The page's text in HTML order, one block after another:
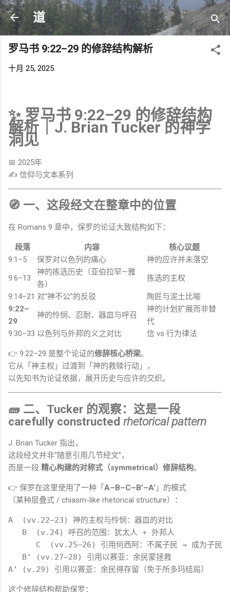
跳至主要内容
道
罗马书 9:22–29 的修辞结构解析
十月 25, 2025
✨ 罗马书 9:22–29 的修辞结构
解析｜J. Brian Tucker 的神学
洞见
📅 2025年
✍️ 信仰与文本系列
🧭 一、这段经文在整章中的位置
在 Romans 9 章中，保罗的论证大致结构如下：
段落 内容
核心议题
9:1–5
保罗对以色列的痛心
神的应许并未落空
9:6–13
神的拣选历史（亚伯拉罕—雅
各）
拣选的主权
9:14–21 对“神不公”的反驳
陶匠与泥土比喻
9:22–
29
神的怜悯、忍耐、器皿与呼召
神的计划扩展而非替
代
9:30–33 以色列与外邦的义之对比 信 vs 行为律法
👉 9:22–29 是整个论证的修辞核心桥梁。
它从「神主权」过渡到「神的救赎行动」，
以先知书为论证依据，展开历史与应许的交织。
🧱 二、Tucker 的观察：这是一段
carefully constructed rhetorical pattern
J. Brian Tucker 指出，
这段经文并非“随意引用几节经文”，
而是一段 精心构建的对称式（symmetrical）修辞结构。
👉 保罗在这里使用了一种「 A–B–C–B’–A’ 」的模式
（某种层叠式 / chiasm-like rhetorical structure）：
A
  (vv.
22–23) 神的主权与怜悯：器皿的对比
B
  (v.
24) 呼召的范围：犹太人 + 外邦人
      C  (vv.
25–26) 引用何西阿：不属子民 → 成为子民
B’ (vv. 27–28
A’ (v. 29
这个修辞结构帮助保罗：